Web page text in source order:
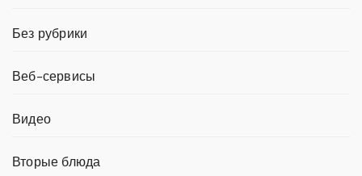
Без рубрики
Веб-сервисы
Видео
Вторые блюда